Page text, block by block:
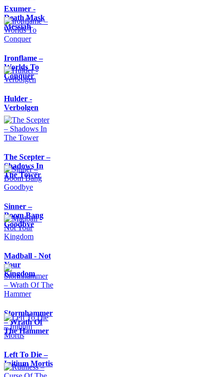
Exumer -
Death Mask
Messiah
Ironflame –
Worlds To
Conquer
Hulder -
Verbolgen
The Scepter –
Shadows In
The Tower
Sinner –
Boom Bang
Goodbye
Madball - Not
Your
Kingdom
Stormhammer
– Wrath Of
The Hammer
Left To Die –
Initium Mortis